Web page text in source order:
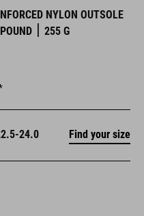
NYLON OUTSOLE
255 G
24.0 Find your size